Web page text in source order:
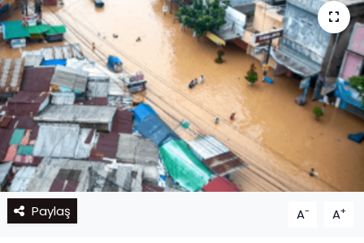
Paylaş A- A+
Son Dakika Haberleri
Haber Arşivi